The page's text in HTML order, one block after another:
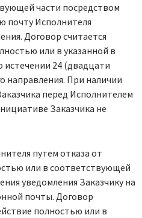
части посредством
почту Исполнителя
Договор считается
или в указанной в
истечении 24 (двадцати
направления. При наличии
перед Исполнителем
Заказчика не
путем отказа от
или в соответствующей
уведомления Заказчику на
почты. Договор
полностью или в